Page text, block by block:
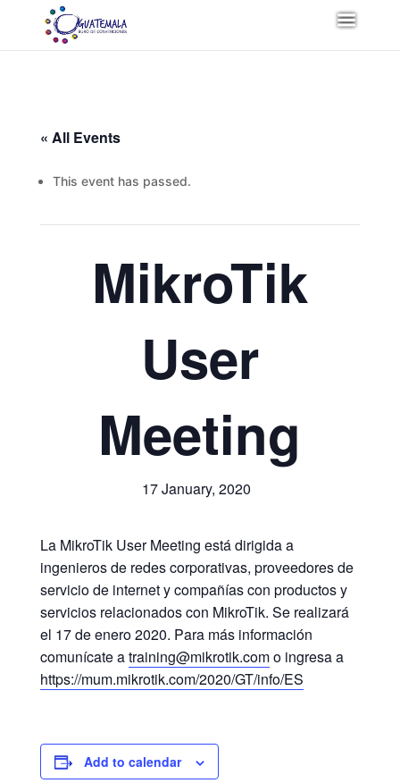
« All Events
This event has passed.
MikroTik
User
Meeting
17 January, 2020
La MikroTik User Meeting está dirigida a
ingenieros de redes corporativas, proveedores de
servicio de internet y compañías con productos y
servicios relacionados con MikroTik. Se realizará
el 17 de enero 2020. Para más información
comunícate atraining@mikrotik.como ingresa a
https://mum.mikrotik.com/2020/GT/info/ES
Add to calendar